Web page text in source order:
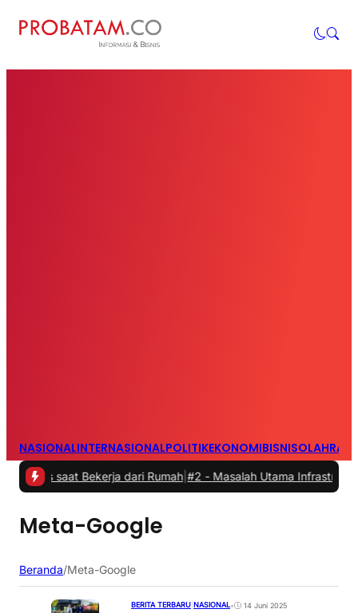
NASIONALINTERNASIONALPOLITIKEKONOMIBISNIS
saat Bekerja dari Rumah|#2 -Masalah Utama Infrastruktur
Meta-Google
Beranda/Meta-Google
BERITA TERBARU NASIONAL• 14 Juni 2025